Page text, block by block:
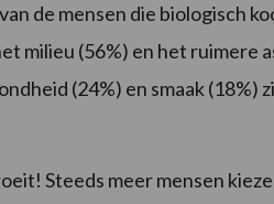
de mensen die biologisch
milieu (56%) en het
(24%) en smaak
Steeds meer mensen